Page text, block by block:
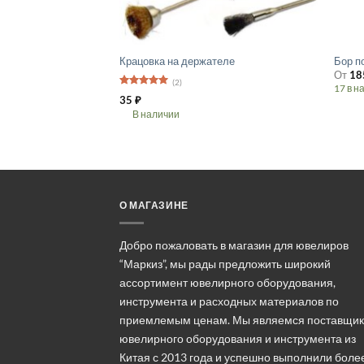
Крацовка на держателе
Оценка
из 5
(2)
35 ₽
В наличии
Опции
можно
выбрать
на
странице
товара.
Бор
От
17 в
О МАГАЗИНЕ
Добро пожаловать в магазин для ювелиров
“Маркиз”, мы рады предложить широкий
ассортимент ювелирного оборудования,
инструмента и расходных материалов по
приемлемым ценам. Мы являемся
ювелирного оборудования и инструмента из
Китая с 2013 года и успешно выполнили